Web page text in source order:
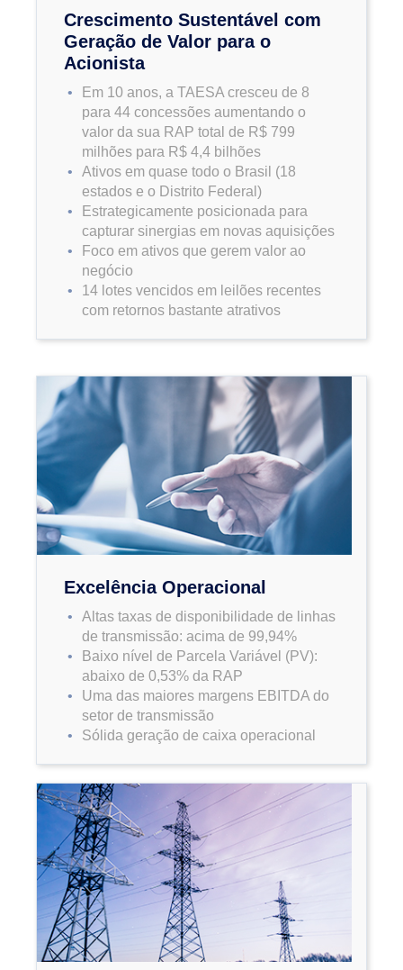
Crescimento Sustentável com
Geração de Valor para o
Acionista
Em 10 anos, a TAESA cresceu de 8
para 44 concessões aumentando o
valor da sua RAP total de R$ 799
milhões para R$ 4,4 bilhões
Ativos em quase todo o Brasil (18
estados e o Distrito Federal)
Estrategicamente posicionada para
capturar sinergias em novas aquisições
Foco em ativos que gerem valor ao
negócio
14 lotes vencidos em leilões recentes
com retornos bastante atrativos
Excelência Operacional
Altas taxas de disponibilidade de linhas
de transmissão: acima de 99,94%
Baixo nível de Parcela Variável (PV):
abaixo de 0,53% da RAP
Uma das maiores margens EBITDA do
setor de transmissão
Sólida geração de caixa operacional